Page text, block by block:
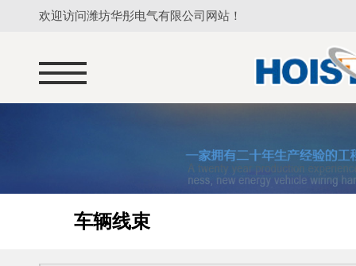
欢迎访问潍坊华彤电气有限公司网站！
车辆线束